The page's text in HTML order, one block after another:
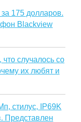
175 долларов.
Blackview
случалось со
их любят и
стилус, IP69K
Представлен